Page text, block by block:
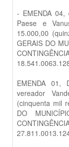
- EMENDA 04,
Paese e
15.000,00
GERAIS DO
EMENDA 01,
vereador
(cinquenta mil
DO